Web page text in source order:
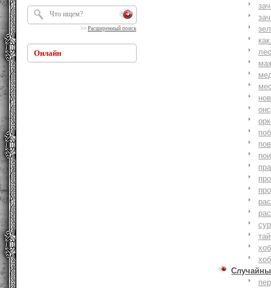
>> Расширенный поиск
Онлайн